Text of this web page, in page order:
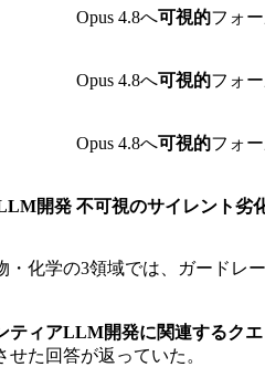
Opus 4.8へ可視的フォ
Opus 4.8へ可視的フォ
Opus 4.8へ可視的フォ
開発 不可視のサイレント劣
化学の3領域では、ガードレ
ティアLLM開発に関連するクエ
た回答が返っていた。